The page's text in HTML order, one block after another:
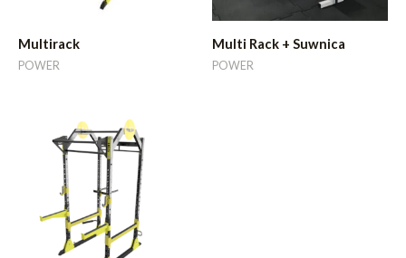
Multirack
POWER
Multi Rack + Suwnica
POWER